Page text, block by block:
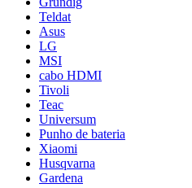
Teldat
Asus
LG
MSI
cabo HDMI
Tivoli
Teac
Universum
Punho de bateria
Xiaomi
Husqvarna
Gardena